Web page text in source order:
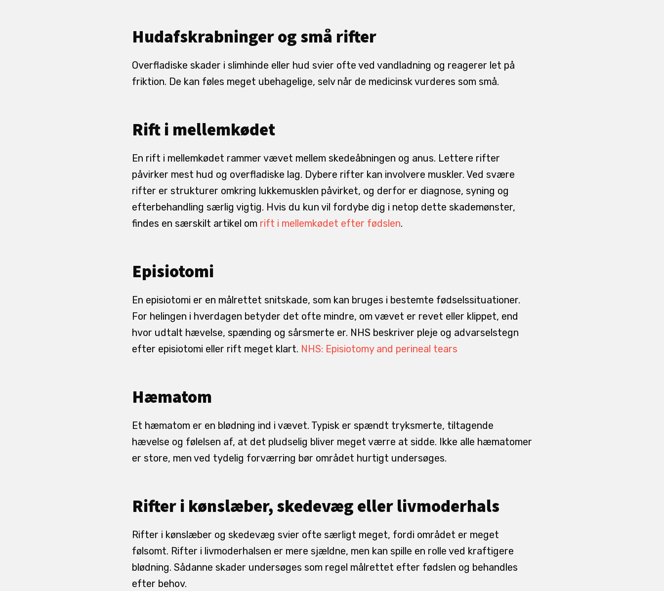
Hudafskrabninger og små rifter
Overfladiske skader i slimhinde eller hud svier ofte ved vandladning og reagerer let på
friktion. De kan føles meget ubehagelige, selv når de medicinsk vurderes som små.
Rift i mellemkødet
En rift i mellemkødet rammer vævet mellem skedeåbningen og anus. Lettere rifter
påvirker mest hud og overfladiske lag. Dybere rifter kan involvere muskler. Ved svære
rifter er strukturer omkring lukkemusklen påvirket, og derfor er diagnose, syning og
efterbehandling særlig vigtig. Hvis du kun vil fordybe dig i netop dette skademønster,
findes en særskilt artikel om rift i mellemkødet efter fødslen.
Episiotomi
En episiotomi er en målrettet snitskade, som kan bruges i bestemte fødselssituationer.
For helingen i hverdagen betyder det ofte mindre, om vævet er revet eller klippet, end
hvor udtalt hævelse, spænding og sårsmerte er. NHS beskriver pleje og advarselstegn
efter episiotomi eller rift meget klart. NHS: Episiotomy and perineal tears
Hæmatom
Et hæmatom er en blødning ind i vævet. Typisk er spændt tryksmerte, tiltagende
hævelse og følelsen af, at det pludselig bliver meget værre at sidde. Ikke alle hæmatomer
er store, men ved tydelig forværring bør området hurtigt undersøges.
Rifter i kønslæber, skedevæg eller livmoderhals
Rifter i kønslæber og skedevæg svier ofte særligt meget, fordi området er meget
følsomt. Rifter i livmoderhalsen er mere sjældne, men kan spille en rolle ved kraftigere
blødning. Sådanne skader undersøges som regel målrettet efter fødslen og behandles
efter behov.